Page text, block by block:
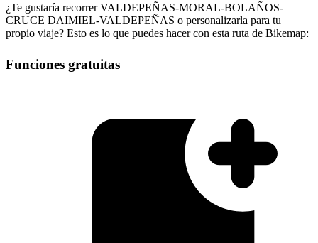
¿Te gustaría recorrer VALDEPEÑAS-MORAL-BOLAÑOS-
CRUCE DAIMIEL-VALDEPEÑAS o personalizarla para tu
propio viaje? Esto es lo que puedes hacer con esta ruta de Bikemap:
Funciones gratuitas